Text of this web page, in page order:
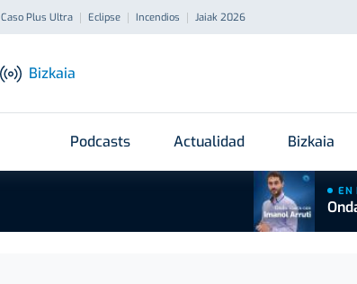
Caso Plus Ultra Eclipse Incendios Jaiak 2026
Bizkaia
Podcasts Actualidad Bizkaia
EN